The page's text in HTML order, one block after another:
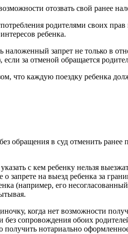
отозвать свой ранее
родителями своих
ребенка.
запрет не только в
за отменой обращается
что каждую поездку ребенка
в суд отменить ранее
с кем ребенку нельзя
на выезд ребенка за
(например, его
когда нет возможности
сопровождения обоих
нотариально